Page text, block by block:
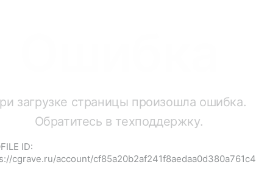
загрузке страницы произошла ошибка.
Обратитесь в техподдержку.
ID:
cgrave.ru/account/cf85a20b2af241f8aedaa0d380a761c4